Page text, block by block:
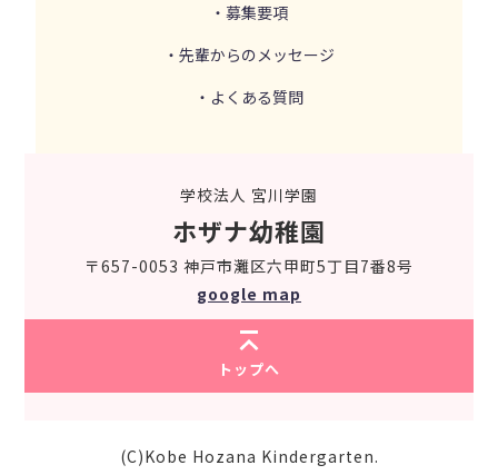
・募集要項
・先輩からのメッセージ
・よくある質問
学校法人 宮川学園
ホザナ幼稚園
〒657-0053 神戸市灘区六甲町5丁目7番8号
google map
トップへ
(C)Kobe Hozana Kindergarten.